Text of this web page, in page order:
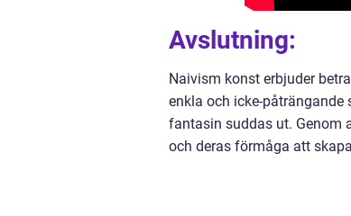
Avslutning:
Naivism konst erbjuder
enkla och icke-
fantasin suddas ut. Genom
och deras förmåga att